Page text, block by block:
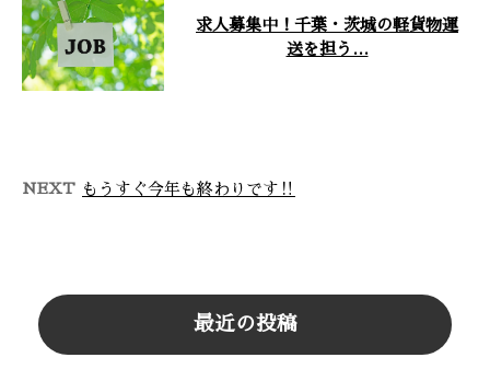
求人募集中！千葉・茨城の軽貨物運
送を担う…
NEXT もうすぐ今年も終わりです‼︎
最近の投稿